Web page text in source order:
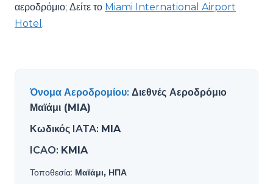
αεροδρόμιο; Δείτε το Miami International Airport
Hotel .
Όνομα Αεροδρομίου: Διεθνές Αεροδρόμιο
Μαϊάμι (MIA)
Κωδικός IATA: MIA
ICAO: KMIA
Τοποθεσία: Μαϊάμι, ΗΠΑ